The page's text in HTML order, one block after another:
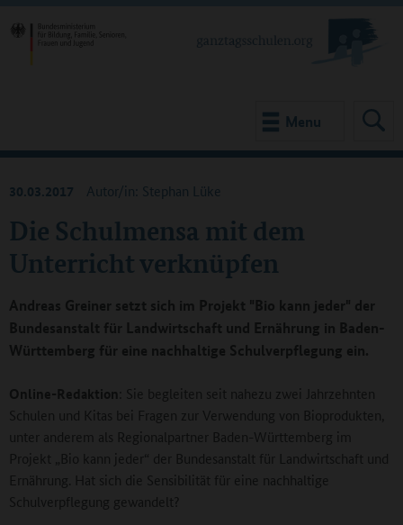
Menu
Die Schulmensa mit dem
Unterricht verknüpfen
30.03.2017 Autor/in: Stephan Lüke
Andreas Greiner setzt sich im Projekt "Bio kann jeder" der
Bundesanstalt für Landwirtschaft und Ernährung in Baden-
Württemberg für eine nachhaltige Schulverpflegung ein.
Online-Redaktion : Sie begleiten seit nahezu zwei Jahrzehnten
Schulen und Kitas bei Fragen zur Verwendung von Bioprodukten,
unter anderem als Regionalpartner Baden-Württemberg im
Projekt „Bio kann jeder“ der Bundesanstalt für Landwirtschaft und
Ernährung. Hat sich die Sensibilität für eine nachhaltige
Schulverpflegung gewandelt?